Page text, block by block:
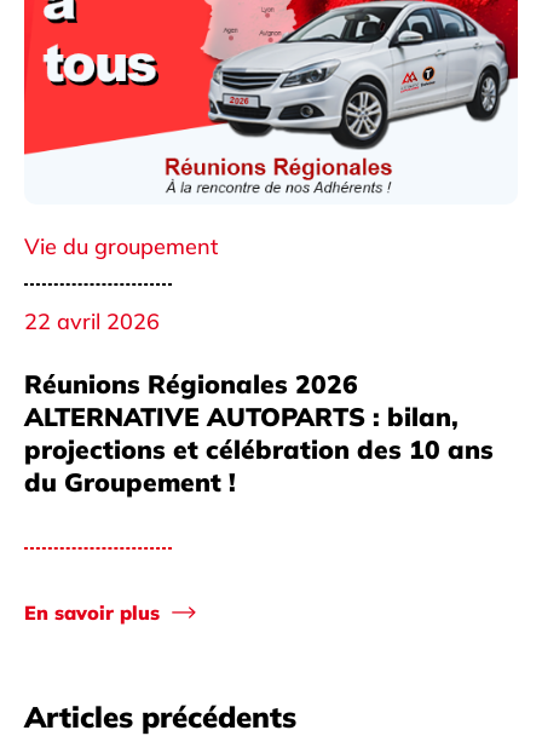
Vie du groupement
22 avril 2026
Réunions Régionales 2026
ALTERNATIVE AUTOPARTS : bilan,
projections et célébration des 10 ans
du Groupement !
En savoir plus
Articles précédents